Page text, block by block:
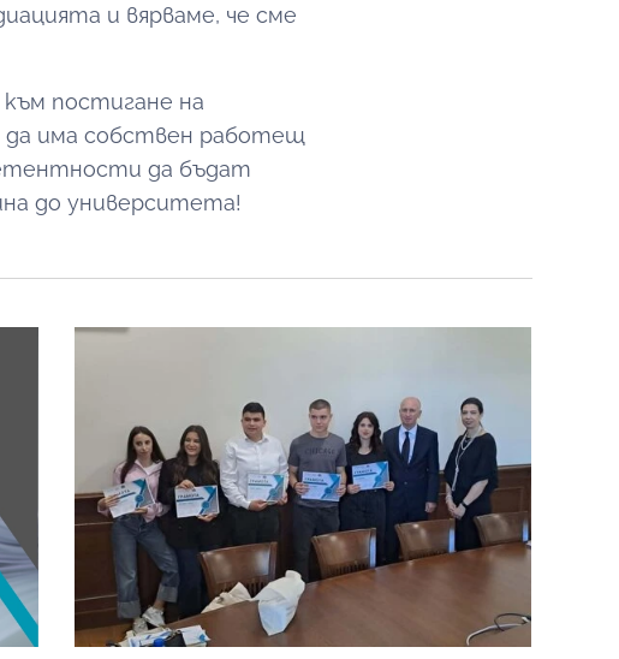
и вярваме, че сме
към постигане на
да има собствен работещ
да бъдат
до университета!